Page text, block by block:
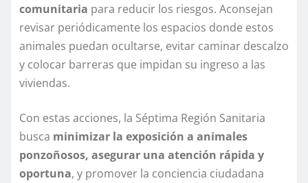
comunitaria para reducir los riesgos. Aconsejan
revisar periódicamente los espacios donde estos
animales puedan ocultarse, evitar caminar descalzo
y colocar barreras que impidan su ingreso a las
viviendas.
Con estas acciones, la Séptima Región Sanitaria
busca minimizar la exposición a animales
ponzoñosos, asegurar una atención rápida y
oportuna, y promover la conciencia ciudadana